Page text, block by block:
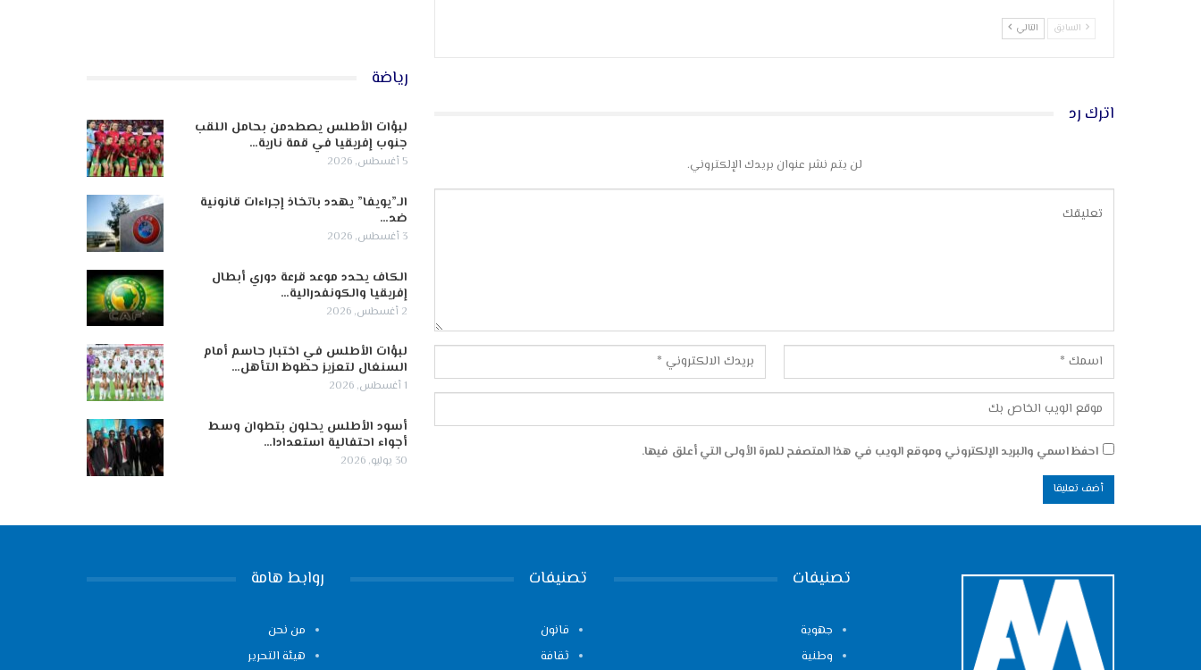
السابق التالي
اترك رد
لن يتم نشر عنوان بريدك الإلكتروني.
احفظ اسمي والبريد الإلكتروني وموقع الويب في هذا المتصفح للمرة الأولى التي أعلق فيها.
رياضة
لبؤات الأطلس يصطدمن بحامل اللقب
جنوب إفريقيا في قمة نارية…
5 أغسطس, 2026
الـ”يويفا” يهدد باتخاذ إجراءات قانونية
ضد…
3 أغسطس, 2026
الكاف يحدد موعد قرعة دوري أبطال
إفريقيا والكونفدرالية…
2 أغسطس, 2026
لبؤات الأطلس في اختبار حاسم أمام
السنغال لتعزيز حظوظ التأهل…
1 أغسطس, 2026
أسود الأطلس يحلون بتطوان وسط
أجواء احتفالية استعدادا…
30 يوليو, 2026
تصنيفات
جهوية
وطنية
تصنيفات
قانون
ثقافة
روابط هامة
من نحن
هيئة التحرير